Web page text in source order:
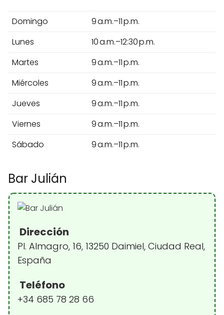
Domingo
9 a.m.–11 p.m.
Lunes
10 a.m.–12:30 p.m.
Martes
9 a.m.–11 p.m.
Miércoles
9 a.m.–11 p.m.
Jueves
9 a.m.–11 p.m.
Viernes
9 a.m.–11 p.m.
Sábado
9 a.m.–11 p.m.
Bar Julián
Dirección
Pl. Almagro, 16, 13250 Daimiel, Ciudad Real,
España
Teléfono
+34 685 78 28 66